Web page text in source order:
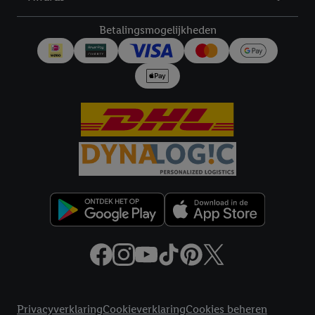
Betalingsmogelijkheden
PrivacyverklaringCookieverklaringCookies beheren
technisch noodzakelijke cookies en vergelijkbare technieken
worden gebruikt.
Door op "Akkoord" te klikken, stem je in met alle verwerkingen
voor alle bovengenoemde doeleinden. Meer informatie,
inclusief over de opslagperiode van de gegevens en je recht om
jouw toestemming op elk gewenst moment in te trekken, vind je
privacyverklaring.Je vindt de impressum voor de Lidl
Klikhiervoor meer informatie over de cookies die